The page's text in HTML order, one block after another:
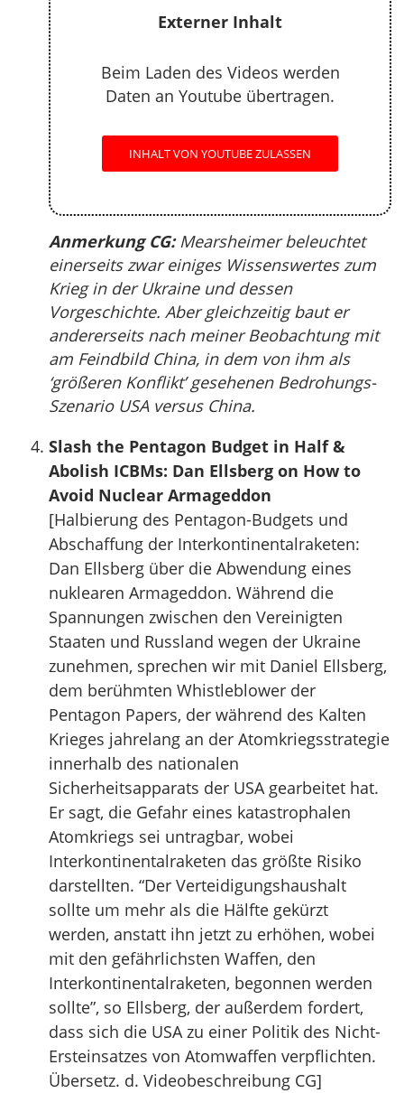
Externer Inhalt
Beim Laden des Videos werden
Daten an Youtube übertragen.
INHALT VON YOUTUBE ZULASSEN
Anmerkung CG:Mearsheimer beleuchtet
einerseits zwar einiges Wissenswertes zum
Krieg in der Ukraine und dessen
Vorgeschichte. Aber gleichzeitig baut er
andererseits nach meiner Beobachtung mit
am Feindbild China, in dem von ihm als
‘größeren Konflikt’ gesehenen Bedrohungs-
Szenario USA versus China.
Slash the Pentagon Budget in Half &
Abolish ICBMs: Dan Ellsberg on How to
Avoid Nuclear Armageddon
[Halbierung des Pentagon-Budgets und
Abschaffung der Interkontinentalraketen:
Dan Ellsberg über die Abwendung eines
nuklearen Armageddon. Während die
Spannungen zwischen den Vereinigten
Staaten und Russland wegen der Ukraine
zunehmen, sprechen wir mit Daniel Ellsberg,
dem berühmten Whistleblower der
Pentagon Papers, der während des Kalten
Krieges jahrelang an der Atomkriegsstrategie
innerhalb des nationalen
Sicherheitsapparats der USA gearbeitet hat.
Er sagt, die Gefahr eines katastrophalen
Atomkriegs sei untragbar, wobei
Interkontinentalraketen das größte Risiko
darstellten. “Der Verteidigungshaushalt
sollte um mehr als die Hälfte gekürzt
werden, anstatt ihn jetzt zu erhöhen, wobei
mit den gefährlichsten Waffen, den
Interkontinentalraketen, begonnen werden
sollte”, so Ellsberg, der außerdem fordert,
dass sich die USA zu einer Politik des Nicht-
Ersteinsatzes von Atomwaffen verpflichten.
Übersetz. d. Videobeschreibung CG]